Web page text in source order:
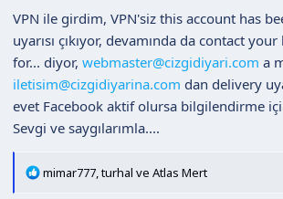
VPN ile girdim, VPN'siz this account has
uyarısı çıkıyor, devamında da contact
for... diyor, webmaster@cizgidiyari.com a
iletisim@cizgidiyarina.com dan delivery
evet Facebook aktif olursa bilgilendirme
Sevgi ve saygılarımla....
T
mimar777,turhal ve Atlas Mert